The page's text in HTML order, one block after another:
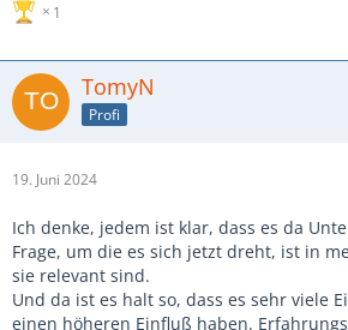
1
TomyN
Profi
19. Juni 2024
Ich denke, jedem ist klar, dass es da
Frage, um die es sich jetzt dreht, ist in
sie relevant sind.
Und da ist es halt so, dass es sehr viele
einen höheren Einfluß haben.